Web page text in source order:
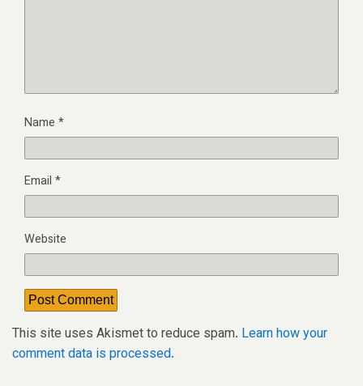
Name *
Email *
Website
This site uses Akismet to reduce spam. Learn how your
comment data is processed.